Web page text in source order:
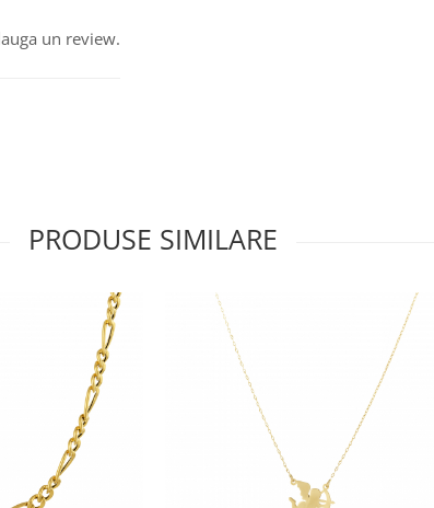
un review.
PRODUSE SIMILARE